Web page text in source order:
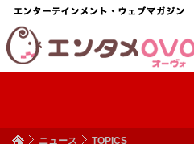
ニュース TOPICS